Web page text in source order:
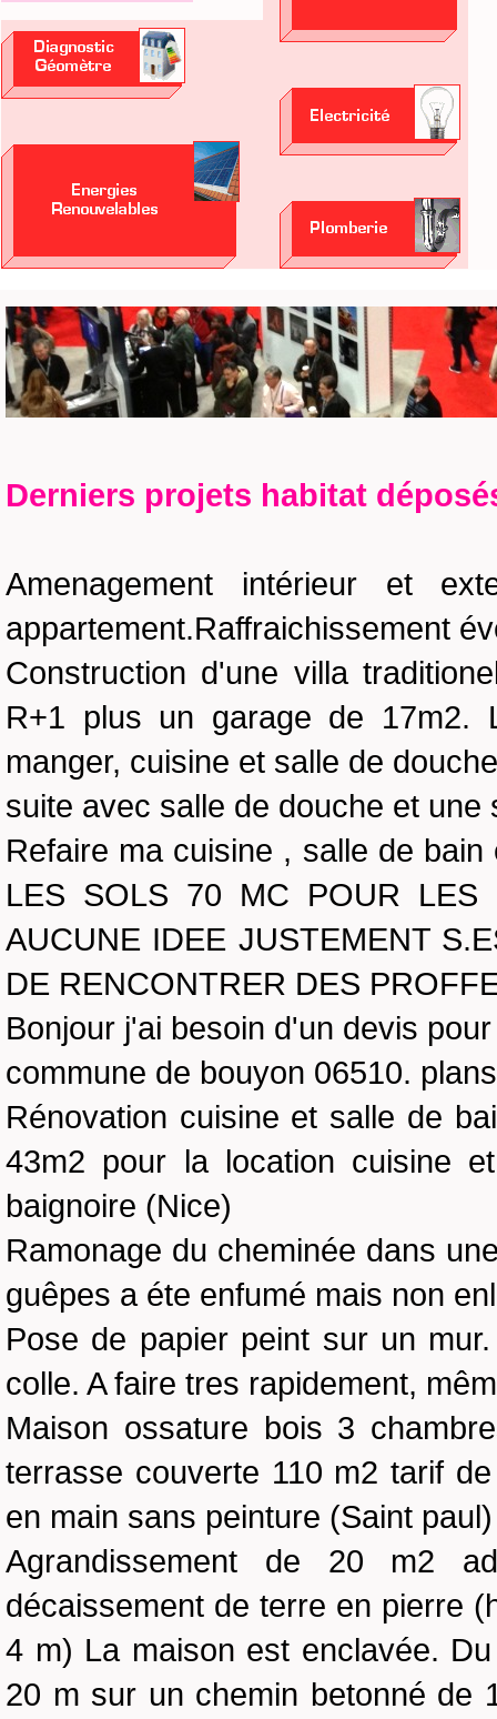
Derniers projets habitat
Amenagement intérieur et
appartement.Raffraichissement
Construction d'une villa
R+1 plus un garage de 17m2.
manger, cuisine et salle de
suite avec salle de douche et
Refaire ma cuisine , salle de
LES SOLS 70 MC POUR LES
AUCUNE IDEE JUSTEMENT
DE RENCONTRER DES
Bonjour j'ai besoin d'un devis
commune de bouyon 06510.
Rénovation cuisine et salle de
43m2 pour la location cuisine
baignoire (Nice)
Ramonage du cheminée dans
guêpes a éte enfumé mais non
Pose de papier peint sur un
colle. A faire tres rapidement,
Maison ossature bois 3
terrasse couverte 110 m2 tarif
en main sans peinture (Saint paul)
Agrandissement de 20 m2
décaissement de terre en pierre
4 m) La maison est enclavée.
20 m sur un chemin betonné de